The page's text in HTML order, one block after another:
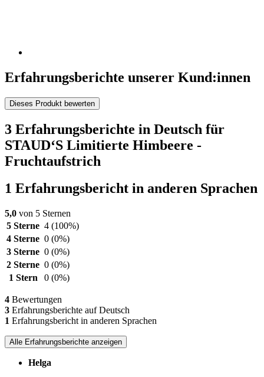
Erfahrungsberichte unserer Kund:innen
Dieses Produkt bewerten
3 Erfahrungsberichte in Deutsch für
STAUD‘S Limitierte Himbeere -
Fruchtaufstrich
1 Erfahrungsbericht in anderen Sprachen
5,0 von 5 Sternen
5 Sterne 4 (100%)
4 Sterne 0 (0%)
3 Sterne 0 (0%)
2 Sterne 0 (0%)
1 Stern
0 (0%)
4 Bewertungen
3 Erfahrungsberichte auf Deutsch
1 Erfahrungsbericht in anderen Sprachen
Alle Erfahrungsberichte anzeigen
Helga